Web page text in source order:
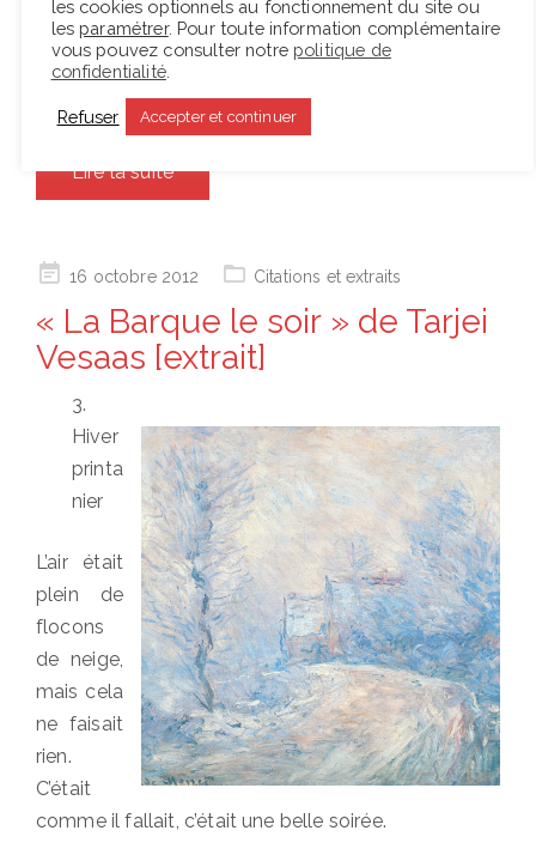
présente avec la NeedcompanyPlace du marché
76, joué pour la première fois en France lors du
Festival d’Avignon 2013.…
Lire la suite
Posted16 octobre 2012 Citations et extraits
« La Barque le soir » de Tarjei
Vesaas [extrait]
3.
Hiver
printa
nier
L’air était
plein de
flocons
de neige,
mais cela
ne faisait
rien.
C’était
comme il fallait, c’était une belle soirée.
les cookies optionnels au fonctionnement du site ou
les paramétrer. Pour toute information complémentaire
vous pouvez consulter notre politique de
confidentialité.
Refuser Accepter et continuer